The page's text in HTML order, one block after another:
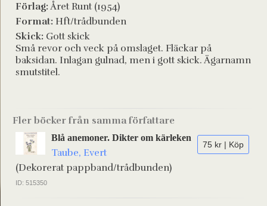
Förlag: Året Runt (1954)
Format: Hft/trådbunden
Skick: Gott skick
Små revor och veck på omslaget. Fläckar på
baksidan. Inlagan gulnad, men i gott skick. Ägarnamn
smutstitel.
Fler böcker från samma författare
75 kr | Köp
Blå anemoner. Dikter om kärleken
Taube, Evert
(Dekorerat pappband/trådbunden)
ID: 515350